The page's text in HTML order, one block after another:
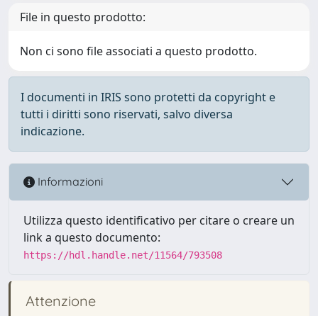
File in questo prodotto:
Non ci sono file associati a questo prodotto.
I documenti in IRIS sono protetti da copyright e
tutti i diritti sono riservati, salvo diversa
indicazione.
Informazioni
Utilizza questo identificativo per citare o creare un
link a questo documento:
https://hdl.handle.net/11564/793508
Attenzione